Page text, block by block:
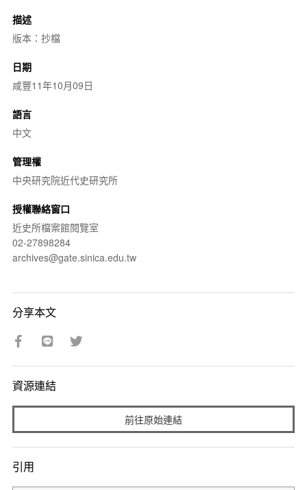
描述
版本：抄檔
日期
咸豐11年10月09日
語言
中文
管理權
中央研究院近代史研究所
授權聯絡窗口
近史所檔案館閱覽室
02-27898284
archives@gate.sinica.edu.tw
分享本文
資源連結
前往原始連結
引用